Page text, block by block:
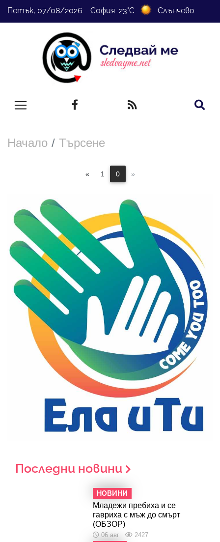
Петък, 07/08/2026 София 23°C Слънчево
Начало Търсене
« 1 0 »
Последни новини
НОВИНИ
Младежи пребиха и се
гавриха с мъж до смърт
(ОБЗОР)
06 авг 2427